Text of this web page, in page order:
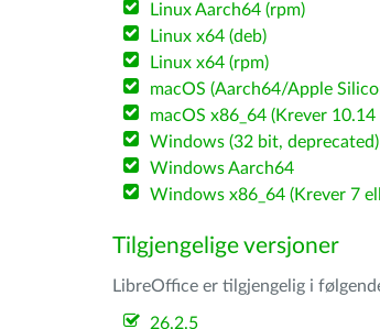
Linux Aarch64 (rpm)
Linux x64 (deb)
Linux x64 (rpm)
macOS (Aarch64/Apple
macOS x86_64 (Krever 10.14
Windows (32 bit, deprecated)
Windows Aarch64
Windows x86_64 (Krever 7
Tilgjengelige versjoner
LibreOffice er tilgjengelig i
26.2.5